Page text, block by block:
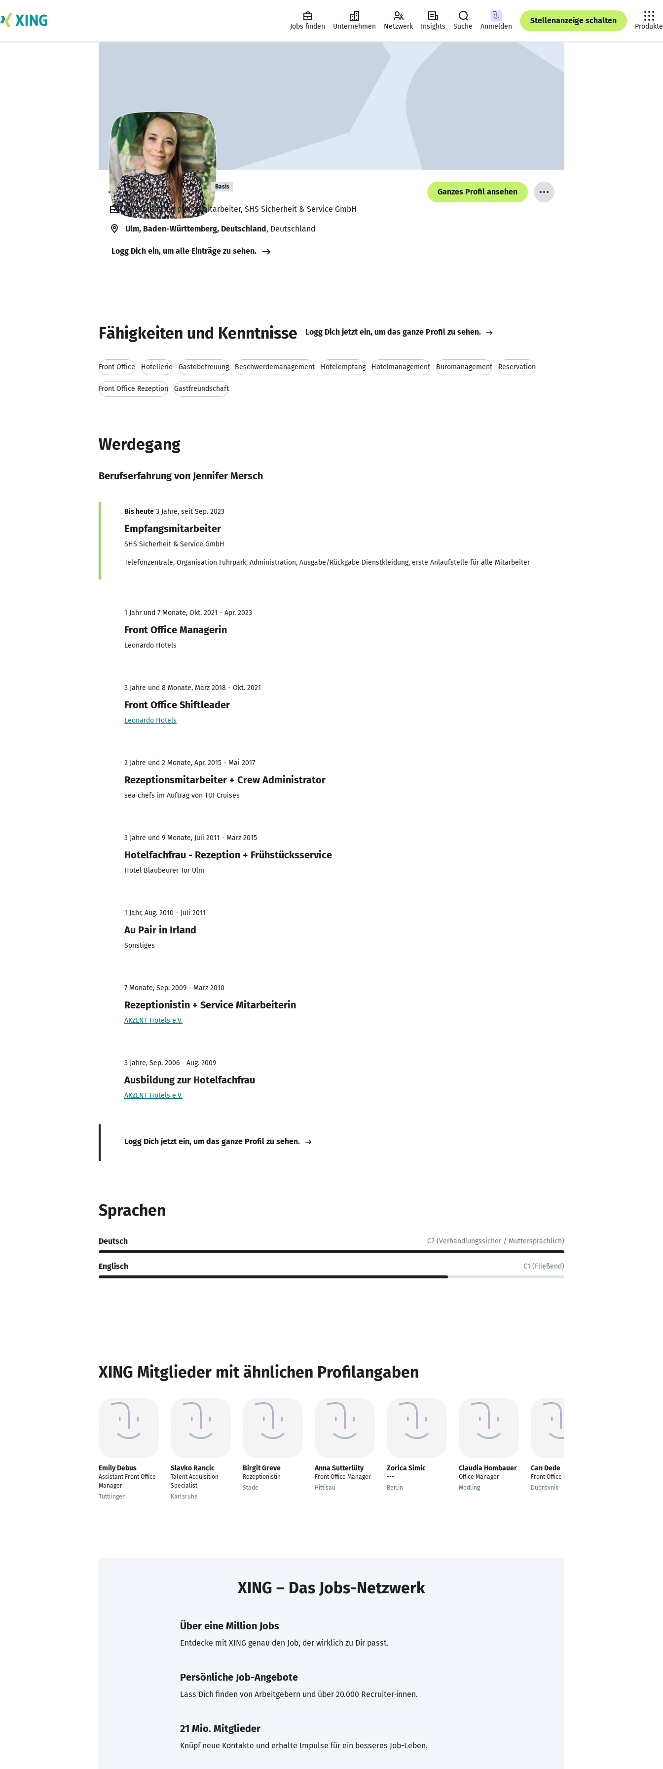
Jobs finden Unternehmen Netzwerk Insights Suche Anmelden
Stellenanzeige schalten
Produkte
Jennifer Mersch Basis
Ganzes Profil ansehen
Angestellt, Empfangsmitarbeiter, SHS Sicherheit & Service GmbH
Ulm, Baden-Württemberg, Deutschland, Deutschland
Logg Dich ein, um alle Einträge zu sehen.
Fähigkeiten und Kenntnisse Logg Dich jetzt ein, um das ganze Profil zu sehen.
Front Office Hotellerie Gästebetreuung Beschwerdemanagement Hotelempfang Hotelmanagement Büromanagement Reservation
Front Office Rezeption Gastfreundschaft
Werdegang
Berufserfahrung von Jennifer Mersch
Bis heute 3 Jahre, seit Sep. 2023
Empfangsmitarbeiter
SHS Sicherheit & Service GmbH
Telefonzentrale, Organisation Fuhrpark, Administration, Ausgabe/Rückgabe Dienstkleidung, erste Anlaufstelle für alle Mitarbeiter
1 Jahr und 7 Monate, Okt. 2021 - Apr. 2023
Front Office Managerin
Leonardo Hotels
3 Jahre und 8 Monate, März 2018 - Okt. 2021
Front Office Shiftleader
Leonardo Hotels
2 Jahre und 2 Monate, Apr. 2015 - Mai 2017
Rezeptionsmitarbeiter + Crew Administrator
sea chefs im Auftrag von TUI Cruises
3 Jahre und 9 Monate, Juli 2011 - März 2015
Hotelfachfrau - Rezeption + Frühstücksservice
Hotel Blaubeurer Tor Ulm
1 Jahr, Aug. 2010 - Juli 2011
Au Pair in Irland
Sonstiges
7 Monate, Sep. 2009 - März 2010
Rezeptionistin + Service Mitarbeiterin
AKZENT Hotels e.V.
3 Jahre, Sep. 2006 - Aug. 2009
Ausbildung zur Hotelfachfrau
AKZENT Hotels e.V.
Logg Dich jetzt ein, um das ganze Profil zu sehen.
Sprachen
Deutsch C2 (Verhandlungssicher / Muttersprachlich)
Englisch C1 (Fließend)
XING Mitglieder mit ähnlichen Profilangaben
Emily Debus
Assistant Front Office
Manager
Tuttlingen
Slavko Rancic
Talent Acquisition
Specialist
Karlsruhe
Birgit Greve
Rezeptionistin
Stade
Anna Sutterlüty
Front Office Manager
Hittisau
Zorica Simic
---
Berlin
Claudia Hombauer
Office Manager
Mödling
Can Dede
Front Office Manager
Dubrovnik
XING – Das Jobs-Netzwerk
Über eine Million Jobs
Entdecke mit XING genau den Job, der wirklich zu Dir passt.
Persönliche Job-Angebote
Lass Dich finden von Arbeitgebern und über 20.000 Recruiter·innen.
21 Mio. Mitglieder
Knüpf neue Kontakte und erhalte Impulse für ein besseres Job-Leben.